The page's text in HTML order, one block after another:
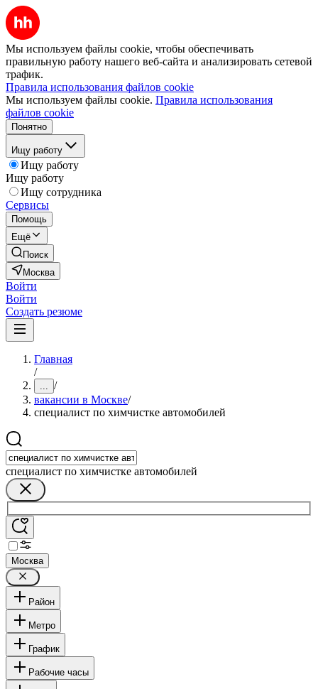
Мы используем файлы cookie, чтобы обеспечивать
правильную работу нашего веб-сайта и анализировать сетевой
трафик.
Правила использования файлов cookie
Мы используем файлы cookie. Правила использования
файлов cookie
Понятно
Ищу работу
Ищу работу
Ищу работу
Ищу сотрудника
Сервисы
Помощь
Ещё
Поиск
Москва
Войти
Войти
Создать резюме
Главная
/
... /
вакансии в Москве/
специалист по химчистке автомобилей
специалист по химчистке автомобилей
Москва
Район
Метро
График
Рабочие часы